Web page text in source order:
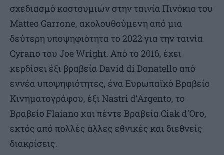
σχεδιασμό κοστουμιών στην ταινία Πινόκιο του
Matteo Garrone, ακολουθούμενη από μια
δεύτερη υποψηφιότητα το 2022 για την ταινία
Cyrano του Joe Wright. Από το 2016, έχει
κερδίσει έξι βραβεία David di Donatello από
εννέα υποψηφιότητες, ένα Ευρωπαϊκό Βραβείο
Κινηματογράφου, έξι Nastri d’Argento, το
Βραβείο Flaiano και πέντε Βραβεία Ciak d’Oro,
εκτός από πολλές άλλες εθνικές και διεθνείς
διακρίσεις.